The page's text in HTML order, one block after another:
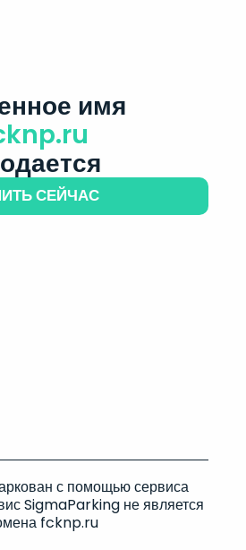
имя
СЕЙЧАС
с помощью сервиса
SigmaParking не является
fcknp.ru